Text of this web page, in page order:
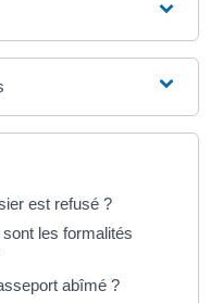
est refusé ?
les formalités
abîmé ?